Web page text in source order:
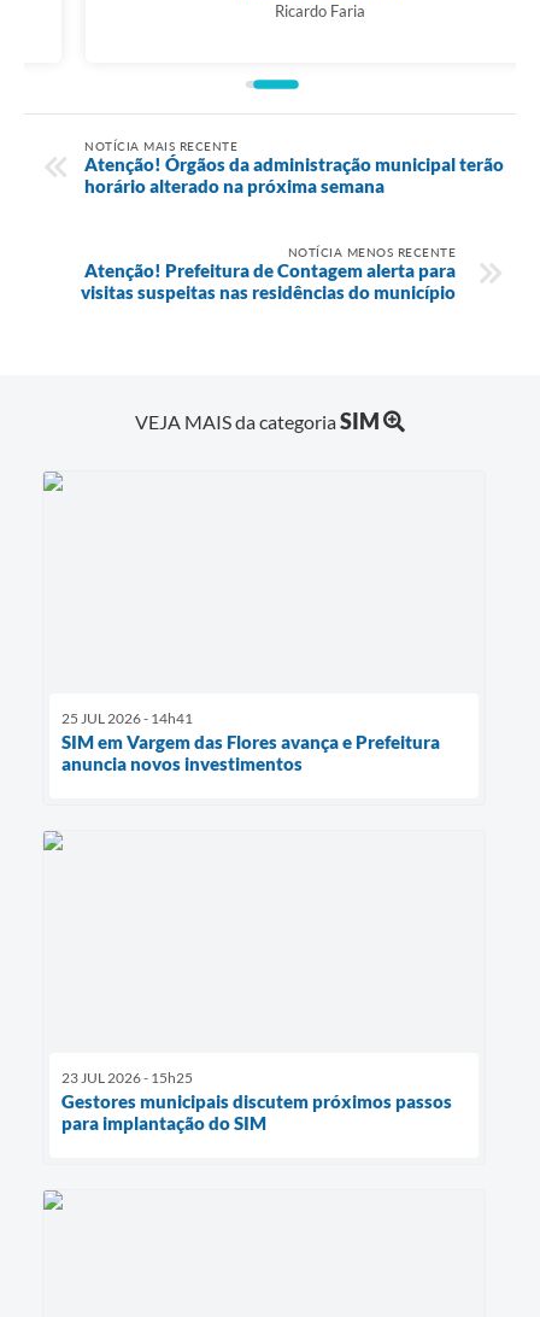
Ricardo Faria
NOTÍCIA MAIS RECENTE
Atenção! Órgãos da administração municipal terão
horário alterado na próxima semana
NOTÍCIA MENOS RECENTE
Atenção! Prefeitura de Contagem alerta para
visitas suspeitas nas residências do município
VEJA MAIS da categoriaSIM
25 JUL 2026 - 14h41
SIM em Vargem das Flores avança e Prefeitura
anuncia novos investimentos
23 JUL 2026 - 15h25
Gestores municipais discutem próximos passos
para implantação do SIM